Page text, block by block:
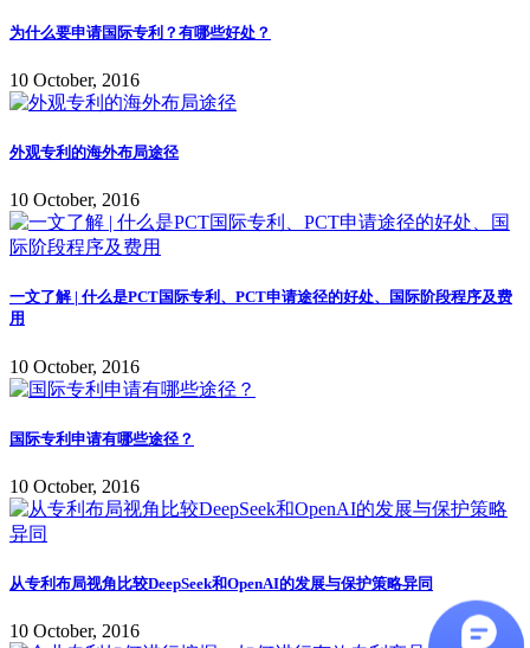
为什么要申请国际专利？有哪些好处？
10 October, 2016
外观专利的海外布局途径
10 October, 2016
一文了解 | 什么是PCT国际专利、PCT申请途径的好处、国际阶段程序及费
用
10 October, 2016
国际专利申请有哪些途径？
10 October, 2016
从专利布局视角比较DeepSeek和OpenAI的发展与保护策略异同
10 October, 2016